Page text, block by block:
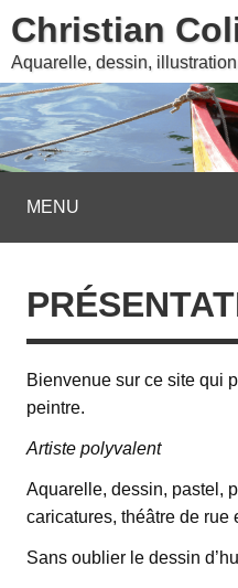
Christian
Aquarelle, dessin,
MENU
Bienvenue sur ce site qui
peintre.
Artiste polyvalent
Aquarelle, dessin, pastel,
caricatures, théâtre de
Sans oublier le dessin